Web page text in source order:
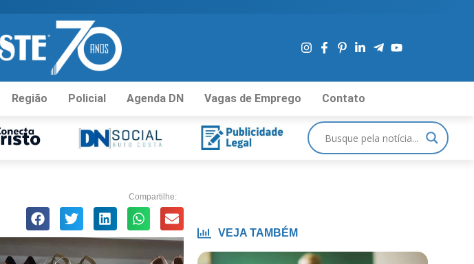
Região Policial Agenda DN Vagas de Emprego Contato
Compartilhe:
VEJA TAMBÉM